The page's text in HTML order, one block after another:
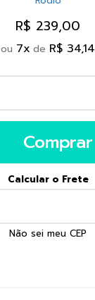
R$ 239,00
ou 7x de R$ 34,14
Comprar
Calcular o Frete
Não sei meu CEP